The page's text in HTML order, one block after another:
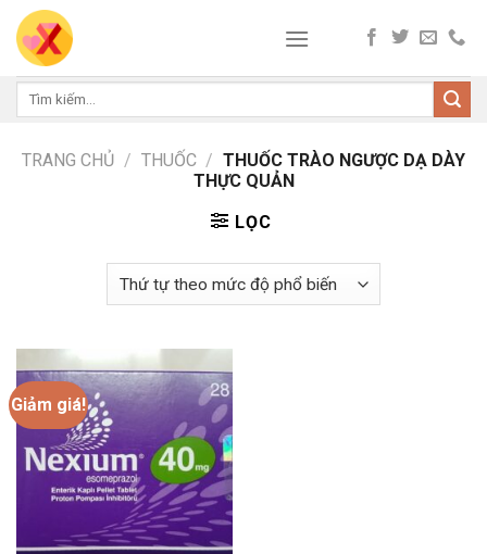
Skip
content
Tìm
TRANG CHỦ / THUỐC / THUỐC TRÀO NGƯỢC DẠ DÀY
THỰC QUẢN
LỌC
Giảm giá!